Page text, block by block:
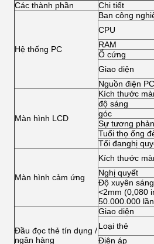
Các thành phần Chi tiết
Hệ thống PC
Ban công
CPU
RAM
Ổ cứng
Giao diện
Nguồn điện PC
Màn hình LCD
Kích thước
độ sáng
góc
Sự tương phản
Tuổi thọ ống
Tối đanghị
Màn hình cảm ứng
Kích thước
Nghị quyết
Độ xuyên
<2mm (0,080
50.000.000 lần
Đầu đọc thẻ tín dụng /
ngân hàng
Giao diện
Loại thẻ
Điện áp